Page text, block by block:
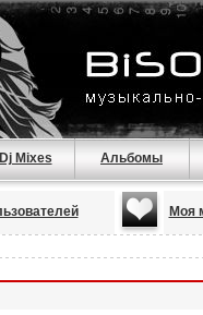
Dj Mixes Альбомы
Моя